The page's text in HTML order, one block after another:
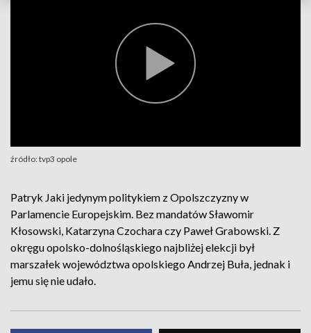
źródło: tvp3 opole
Patryk Jaki jedynym politykiem z Opolszczyzny w
Parlamencie Europejskim. Bez mandatów Sławomir
Kłosowski, Katarzyna Czochara czy Paweł Grabowski. Z
okręgu opolsko-dolnośląskiego najbliżej elekcji był
marszałek województwa opolskiego Andrzej Buła, jednak i
jemu się nie udało.